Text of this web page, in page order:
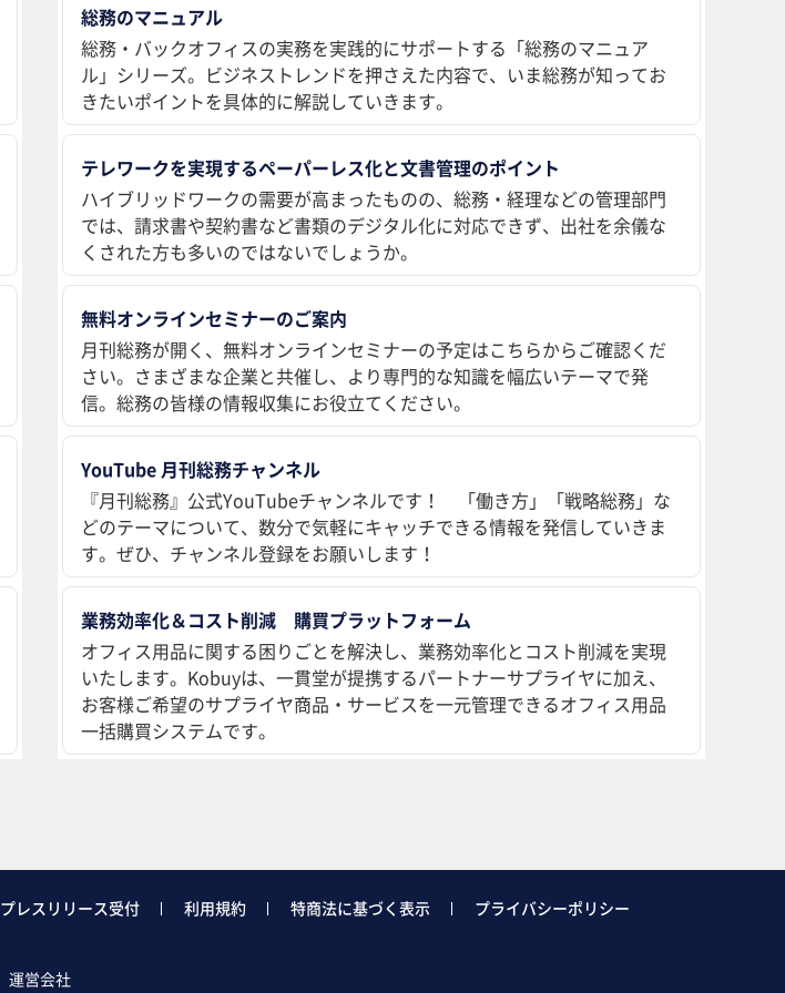
総務のマニュアル
総務・バックオフィスの実務を実践的にサポートする「総務のマニュア
ル」シリーズ。ビジネストレンドを押さえた内容で、いま総務が知ってお
きたいポイントを具体的に解説していきます。
テレワークを実現するペーパーレス化と文書管理のポイント
ハイブリッドワークの需要が高まったものの、総務・経理などの管理部門
では、請求書や契約書など書類のデジタル化に対応できず、出社を余儀な
くされた方も多いのではないでしょうか。
無料オンラインセミナーのご案内
月刊総務が開く、無料オンラインセミナーの予定はこちらからご確認くだ
さい。さまざまな企業と共催し、より専門的な知識を幅広いテーマで発
信。総務の皆様の情報収集にお役立てください。
YouTube 月刊総務チャンネル
『月刊総務』公式YouTubeチャンネルです！ 「働き方」「戦略総務」な
どのテーマについて、数分で気軽にキャッチできる情報を発信していきま
す。ぜひ、チャンネル登録をお願いします！
業務効率化＆コスト削減 購買プラットフォーム
オフィス用品に関する困りごとを解決し、業務効率化とコスト削減を実現
いたします。Kobuyは、一貫堂が提携するパートナーサプライヤに加え、
お客様ご希望のサプライヤ商品・サービスを一元管理できるオフィス用品
一括購買システムです。
プレスリリース受付 利用規約 特商法に基づく表示 プライバシーポリシー
運営会社